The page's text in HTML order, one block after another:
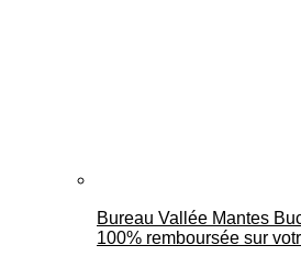
Bureau Vallée Mantes
100% remboursée sur